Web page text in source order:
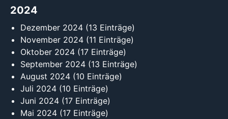
2024
Dezember 2024 (13 Einträge)
November 2024 (11 Einträge)
Oktober 2024 (17 Einträge)
September 2024 (13 Einträge)
August 2024 (10 Einträge)
Juli 2024 (10 Einträge)
Juni 2024 (17 Einträge)
Mai 2024 (17 Einträge)